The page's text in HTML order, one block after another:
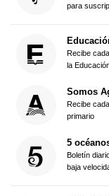
para
Recibe
la
Somos
Recibe
primario
5
Boletín
baja